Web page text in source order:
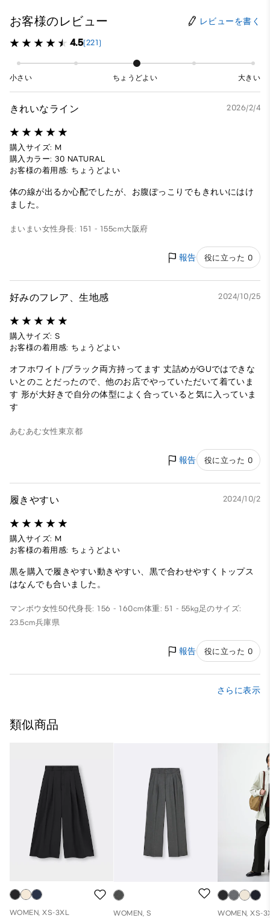
お客様のレビュー レビューを書く
4.5(221)
小さい ちょうどよい 大きい
きれいなライン 2026/2/4
購入サイズ: M
購入カラー: 30 NATURAL
お客様の着用感: ちょうどよい
体の線が出るか心配でしたが、お腹ぽっこりでもきれいにはけ
ました。
まいまい女性身長: 151 - 155cm大阪府
報告 役に立った 0
好みのフレア、生地感 2024/10/25
購入サイズ: S
お客様の着用感: ちょうどよい
オフホワイト/ブラック両方持ってます 丈詰めがGUではできな
いとのことだったので、他のお店でやっていただいて着ていま
す 形が大好きで自分の体型によく合っていると気に入っていま
す
あむあむ女性東京都
報告 役に立った 0
履きやすい 2024/10/2
購入サイズ: M
お客様の着用感: ちょうどよい
黒を購入で履きやすい動きやすい、黒で合わせやすくトップス
はなんでも合いました。
マンボウ 女性50代身長: 156 - 160cm体重: 51 - 55kg足のサイズ:
23.5cm兵庫県
報告 役に立った 0
さらに表示
類似商品
WOMEN, XS-3XL
WOMEN, S
WOMEN, XS-